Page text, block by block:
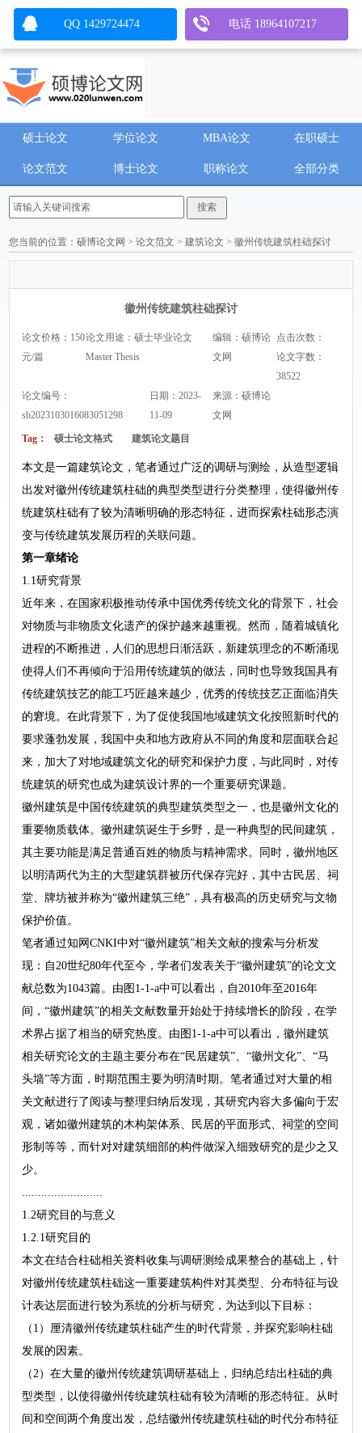
硕士论文 学位论文 MBA论文 在职硕士
论文范文 博士论文 职称论文 全部分类
您当前的位置：硕博论文网 >论文范文 >建筑论文 > 徽州传统建筑柱础探讨
徽州传统建筑柱础探讨
论文价格：150
元/篇
论文用途：硕士毕业论文
Master Thesis
编辑：硕博论
文网
点击次数：
论文字数：
38522
论文编号：
sb2023103016083051298
日期：2023-
11-09
来源：硕博论
文网
Tag： 硕士论文格式 建筑论文题目
本文是一篇建筑论文，笔者通过广泛的调研与测绘，从造型逻辑
出发对徽州传统建筑柱础的典型类型进行分类整理，使得徽州传
统建筑柱础有了较为清晰明确的形态特征，进而探索柱础形态演
变与传统建筑发展历程的关联问题。
第一章绪论
1.1研究背景
近年来，在国家积极推动传承中国优秀传统文化的背景下，社会
对物质与非物质文化遗产的保护越来越重视。然而，随着城镇化
进程的不断推进，人们的思想日渐活跃，新建筑理念的不断涌现
使得人们不再倾向于沿用传统建筑的做法，同时也导致我国具有
传统建筑技艺的能工巧匠越来越少，优秀的传统技艺正面临消失
的窘境。在此背景下，为了促使我国地域建筑文化按照新时代的
要求蓬勃发展，我国中央和地方政府从不同的角度和层面联合起
来，加大了对地域建筑文化的研究和保护力度，与此同时，对传
统建筑的研究也成为建筑设计界的一个重要研究课题。
徽州建筑是中国传统建筑的典型建筑类型之一，也是徽州文化的
重要物质载体。徽州建筑诞生于乡野，是一种典型的民间建筑，
其主要功能是满足普通百姓的物质与精神需求。同时，徽州地区
以明清两代为主的大型建筑群被历代保存完好，其中古民居、祠
堂、牌坊被并称为“徽州建筑三绝”，具有极高的历史研究与文物
保护价值。
笔者通过知网CNKI中对“徽州建筑”相关文献的搜索与分析发
现：自20世纪80年代至今，学者们发表关于“徽州建筑”的论文文
献总数为1043篇。由图1-1-a中可以看出，自2010年至2016年
间，“徽州建筑”的相关文献数量开始处于持续增长的阶段，在学
术界占据了相当的研究热度。由图1-1-a中可以看出，徽州建筑
相关研究论文的主题主要分布在“民居建筑”、“徽州文化”、“马
头墙”等方面，时期范围主要为明清时期。笔者通过对大量的相
关文献进行了阅读与整理归纳后发现，其研究内容大多偏向于宏
观，诸如徽州建筑的木构架体系、民居的平面形式、祠堂的空间
形制等等，而针对对建筑细部的构件做深入细致研究的是少之又
少。
1.2研究目的与意义
1.2.1研究目的
本文在结合柱础相关资料收集与调研测绘成果整合的基础上，针
对徽州传统建筑柱础这一重要建筑构件对其类型、分布特征与设
计表达层面进行较为系统的分析与研究，为达到以下目标：
（1）厘清徽州传统建筑柱础产生的时代背景，并探究影响柱础
发展的因素。
（2）在大量的徽州传统建筑调研基础上，归纳总结出柱础的典
型类型，以使得徽州传统建筑柱础有较为清晰的形态特征。从时
间和空间两个角度出发，总结徽州传统建筑柱础的时代分布特征
QQ 1429724474 电话 18964107217